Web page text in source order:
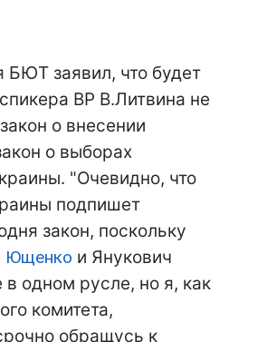
БЮТ заявил, что будет
ВР В.Литвина не
о внесении
о выборах
"Очевидно, что
подпишет
закон, поскольку
Ющенко и Янукович
одном русле, но я, как
комитета,
обращусь к